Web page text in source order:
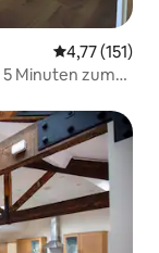
4,77 (151)
Minuten zum